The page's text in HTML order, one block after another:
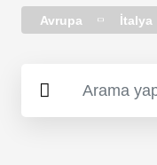
Avrupa İtalya